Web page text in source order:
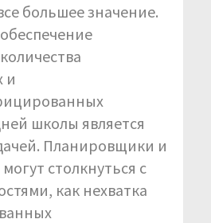
большее значение.
и
школы является
Планировщики и
столкнуться с
как нехватка